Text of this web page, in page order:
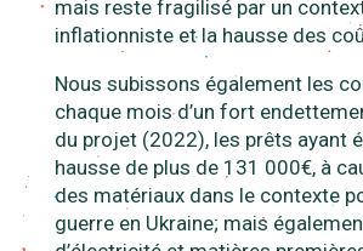
mais reste fragilisé par un
inflationniste et la hausse des
Nous subissons également les
chaque mois d’un fort
du projet (2022), les prêts ayant
hausse de plus de 131 000€, à
des matériaux dans le contexte
guerre en Ukraine; mais